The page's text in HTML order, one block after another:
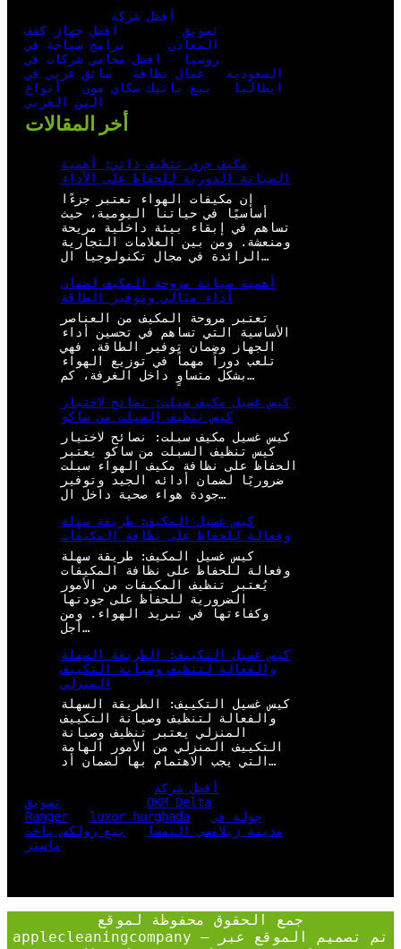
أفضل شركة
تسويق
افضل جهاز كشف
المعادن
برامج سياحة في
روسيا
افضل محامي شركات في
السعودية
عمال نظافة
سائق عربي في
ايطاليا
بيع باتيك سكاي مون
أنواع
البن العربي
أخر المقالات
مكيف جري تنظيف ذاتي: أهمية
الصيانة الدورية للحفاظ على الأداء
إن مكيفات الهواء تعتبر جزءًا
أساسيًا في حياتنا اليومية، حيث
تساهم في إبقاء بيئة داخلية مريحة
ومنعشة. ومن بين العلامات التجارية
الرائدة في مجال تكنولوجيا ال…
أهمية صيانة مروحة المكيف لضمان
أداء مثالي وتوفير الطاقة
تعتبر مروحة المكيف من العناصر
الأساسية التي تساهم في تحسين أداء
الجهاز وضمان توفير الطاقة. فهي
تلعب دوراً مهماً في توزيع الهواء
بشكل متساوٍ داخل الغرفة، كم…
كيس غسيل مكيف سبلت: نصائح لاختيار
كيس تنظيف السبلت من ساكو
كيس غسيل مكيف سبلت: نصائح لاختيار
كيس تنظيف السبلت من ساكو يعتبر
الحفاظ على نظافة مكيف الهواء سبلت
ضروريًا لضمان أدائه الجيد وتوفير
جودة هواء صحية داخل ال…
كيس غسيل المكيف: طريقة سهلة
وفعالة للحفاظ على نظافة المكيفات
كيس غسيل المكيف: طريقة سهلة
وفعالة للحفاظ على نظافة المكيفات
يُعتبر تنظيف المكيفات من الأمور
الضرورية للحفاظ على جودتها
وكفاءتها في تبريد الهواء. ومن
أجل…
كيس غسيل التكييف: الطريقة السهلة
والفعالة لتنظيف وصيانة التكييف
المنزلي
كيس غسيل التكييف: الطريقة السهلة
والفعالة لتنظيف وصيانة التكييف
المنزلي يعتبر تنظيف وصيانة
التكييف المنزلي من الأمور الهامة
التي يجب الاهتمام بها لضمان أد…
أفضل شركة
تسويق
OKM Delta
Ranger
luxor hurghada
جولة في
مدينة زيلامسي النمسا
بيع رولكس ياخت
ماستر
جمع الحقوق محفوظة لموقع
applecleaningcompany – تم تصميم الموقع عبر